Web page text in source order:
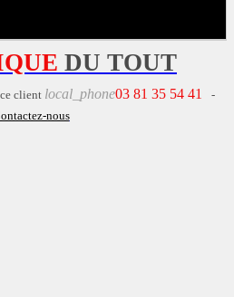
DU TOUT
client local_phone03 81 35 54 41
-
nous